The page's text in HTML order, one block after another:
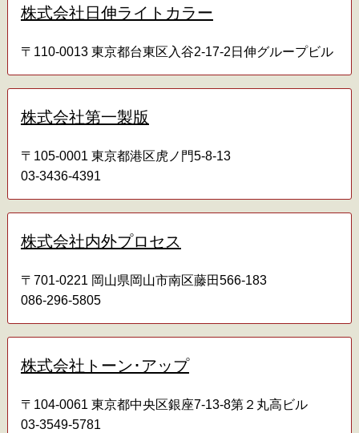
株式会社日伸ライトカラー
〒110-0013 東京都台東区入谷2-17-2日伸グループビル
株式会社第一製版
〒105-0001 東京都港区虎ノ門5-8-13
03-3436-4391
株式会社内外プロセス
〒701-0221 岡山県岡山市南区藤田566-183
086-296-5805
株式会社トーン･アップ
〒104-0061 東京都中央区銀座7-13-8第２丸高ビル
03-3549-5781